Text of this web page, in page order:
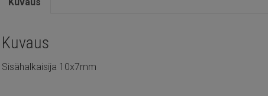
Kuvaus
Sisähalkaisija 10x7mm